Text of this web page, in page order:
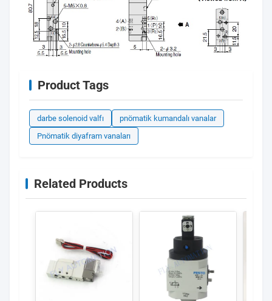
Product Tags
darbe solenoid valfı
pnömatik kumandalı vanalar
Pnömatik diyafram vanaları
Related Products